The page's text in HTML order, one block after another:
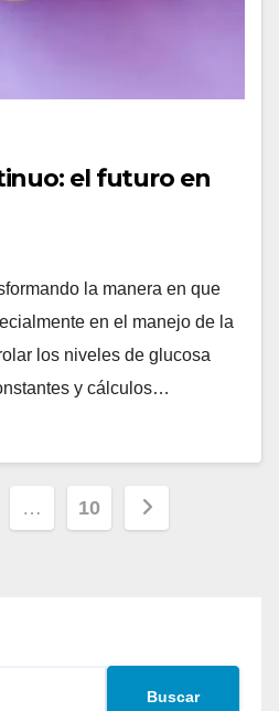
el futuro en
la manera en que
en el manejo de la
los niveles de glucosa
y cálculos…
… 10
Buscar